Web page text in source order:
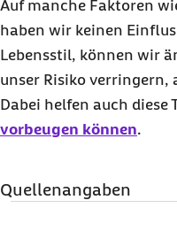
Auf manche Faktoren
haben wir keinen
Lebensstil, können wir
unser Risiko verringern,
Dabei helfen auch diese
vorbeugen können.
Quellenangaben